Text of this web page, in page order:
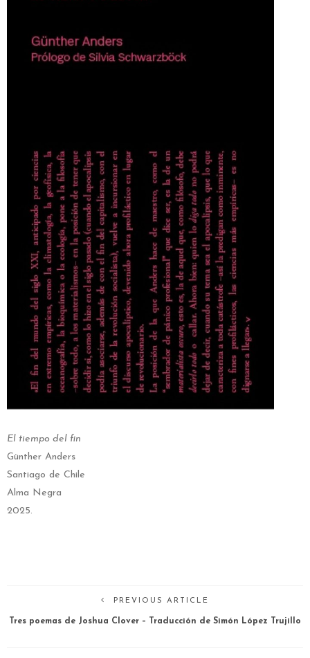
El tiempo del fin
Günther Anders
Santiago de Chile
Alma Negra
2025.
PREVIOUS ARTICLE
Tres poemas de Joshua Clover – Traducción de Simón López Trujillo